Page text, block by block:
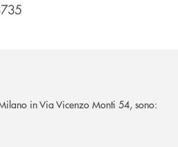
in Via Vicenzo Monti 54, sono: